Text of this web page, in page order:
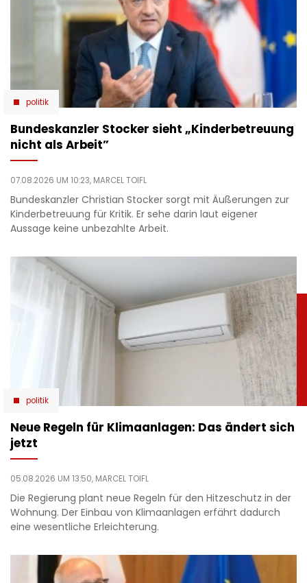
politik
Bundeskanzler Stocker sieht „Kinderbetreuung
nicht als Arbeit”
07.08.2026 UM 10:23, MARCEL TOIFL
Bundeskanzler Christian Stocker sorgt mit Äußerungen zur
Kinderbetreuung für Kritik. Er sehe darin laut eigener
Aussage keine unbezahlte Arbeit.
politik
Neue Regeln für Klimaanlagen: Das ändert sich
jetzt
05.08.2026 UM 13:50, MARCEL TOIFL
Die Regierung plant neue Regeln für den Hitzeschutz in der
Wohnung. Der Einbau von Klimaanlagen erfährt dadurch
eine wesentliche Erleichterung.